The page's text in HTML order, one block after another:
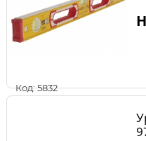
Код: 5832